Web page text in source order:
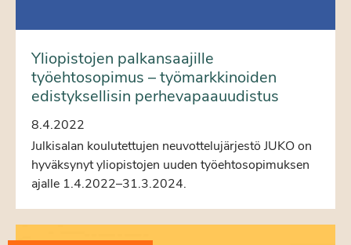
Yliopistojen palkansaajille
työehtosopimus – työmarkkinoiden
edistyksellisin perhevapaauudistus
8.4.2022
Julkisalan koulutettujen neuvottelujärjestö JUKO on
hyväksynyt yliopistojen uuden työehtosopimuksen
ajalle 1.4.2022–31.3.2024.